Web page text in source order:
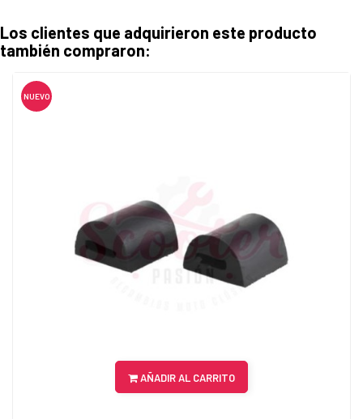
Los clientes que adquirieron este producto
también compraron:
NUEVO
AÑADIR AL CARRITO